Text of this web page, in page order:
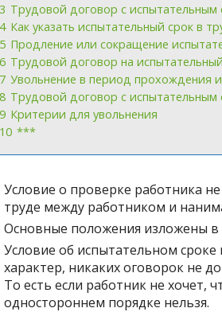
Трудовой договор с испытательным
Как указать испытательный срок в
Продление или сокращение
Трудовой договор на
Увольнение в период прохождения
Трудовой договор с
Критерии для увольнения
***
Условие о проверке работника
труде между работником и
Основные положения изложены в
Условие об испытательном
характер, никаких оговорок не
То есть если работник не хочет,
одностороннем порядке нельзя.